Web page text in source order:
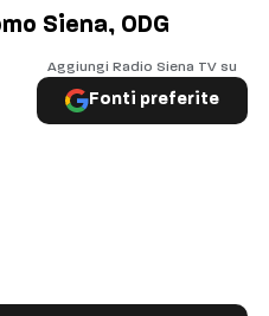
Siena, ODG
Aggiungi Radio Siena TV su
Fonti preferite